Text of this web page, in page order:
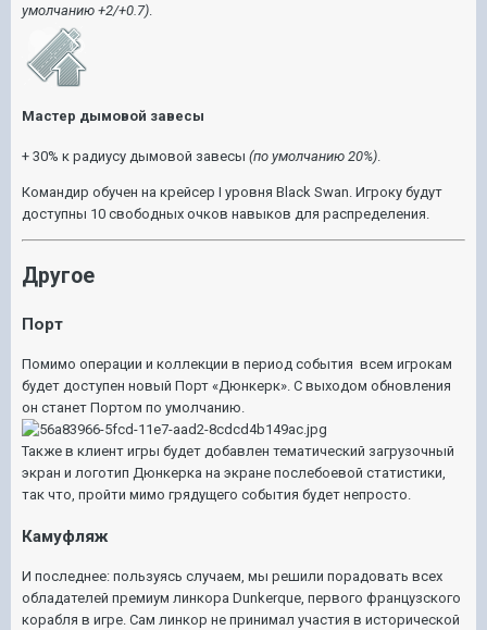
умолчанию +2/+0.7)
Мастер дымовой завесы
+ 30% к радиусу дымовой завесы (по умолчанию 20%).
Командир обучен на крейсер I уровня Black Swan. Игроку будут
доступны 10 свободных очков навыков для распределения.
Другое
Порт
Помимо операции и коллекции в период события всем игрокам
будет доступен новый Порт «Дюнкерк». С выходом обновления
он станет Портом по умолчанию.
Также в клиент игры будет добавлен тематический загрузочный
экран и логотип Дюнкерка на экране послебоевой статистики,
так что, пройти мимо грядущего события будет непросто.
Камуфляж
И последнее: пользуясь случаем, мы решили порадовать всех
обладателей премиум линкора Dunkerque, первого французского
корабля в игре. Сам линкор не принимал участия в исторической